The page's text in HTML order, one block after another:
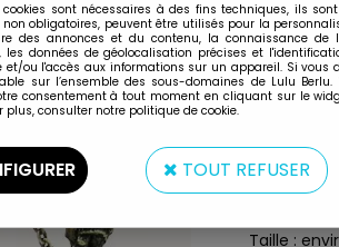
Eaglemoss
LE
Réf. :
Type :
Taille :
cookies sont nécessaires à des fins techniques, ils
non obligatoires, peuvent être utilisés pour la
des annonces et du contenu, la connaissance de
les données de géolocalisation précises et
et/ou l'accès aux informations sur un appareil. Si vous
sur l’ensemble des sous-domaines de Lulu
consentement à tout moment en cliquant sur le
plus, consulter notre politique de cookie.
TOUT REFUSER